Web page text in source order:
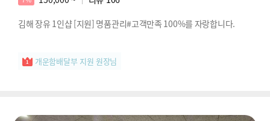
김해 장유 1인샵 [지원] 명품관리#고객만족 100%를 자랑합니다.
개운함배달부 지원 원장님